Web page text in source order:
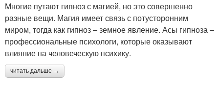
Многие путают гипноз с магией, но это совершенно
разные вещи. Магия имеет связь с потусторонним
миром, тогда как гипноз – земное явление. Асы гипноза –
профессиональные психологи, которые оказывают
влияние на человеческую психику.
читать дальше →